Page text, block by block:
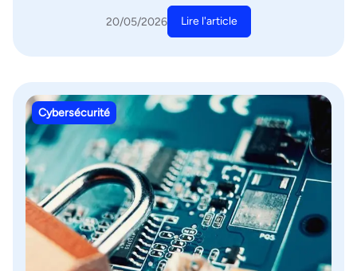
20/05/2026 Lire l'article
Cybersécurité